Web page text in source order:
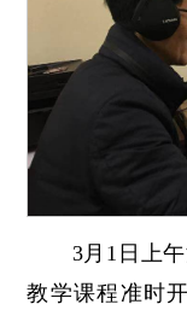
3月1日上
教学课程准时